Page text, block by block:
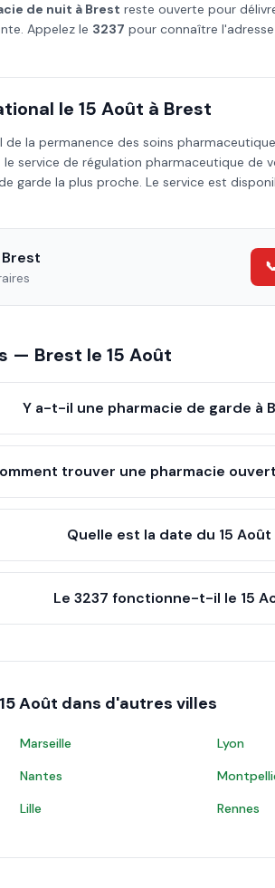
de nuit à Brest reste ouverte pour
Appelez le 3237 pour connaître
le 15 Août à Brest
la permanence des soins
service de régulation pharmaceutique de
garde la plus proche. Le service est
Brest
— Brest le 15 Août
Y a-t-il une pharmacie de garde à
trouver une pharmacie
Quelle est la date du 15
Le 3237 fonctionne-t-il le 15
15 Août dans d'autres villes
Marseille Lyon
Nantes
Lille Rennes